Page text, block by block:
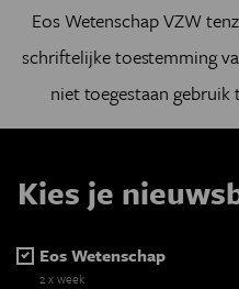
Eos Wetenschap VZW
schriftelijke toestemming
niet toegestaan gebruik
Kies je
Eos Wetenschap
2 x week